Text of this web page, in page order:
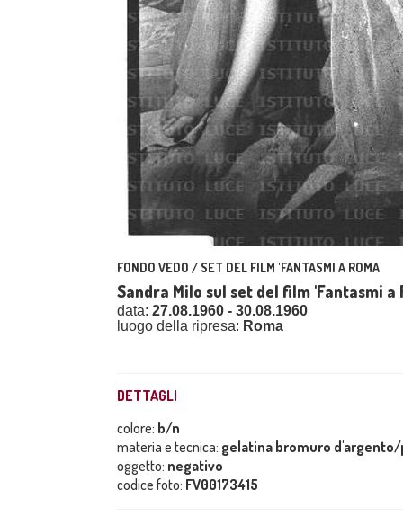
FONDO VEDO / SET DEL FILM 'FANTASMI A ROMA'
Sandra Milo sul set del film 'Fantasmi
data: 27.08.1960 - 30.08.1960
luogo della ripresa: Roma
DETTAGLI
colore: b/n
materia e tecnica: gelatina bromuro
oggetto: negativo
codice foto: FV00173415